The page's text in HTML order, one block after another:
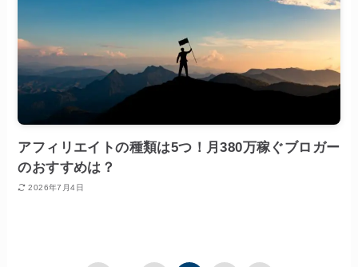
アフィリエイトの種類は5つ！月380万稼ぐブロガー
のおすすめは？
2026年7月4日